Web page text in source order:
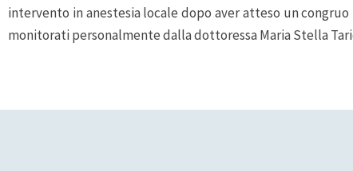
intervento in anestesia locale dopo aver atteso un
monitorati personalmente dalla dottoressa Maria Stella